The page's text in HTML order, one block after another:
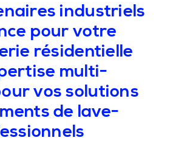
industriels
pour votre
résidentielle
multi-
vos solutions
de lave-